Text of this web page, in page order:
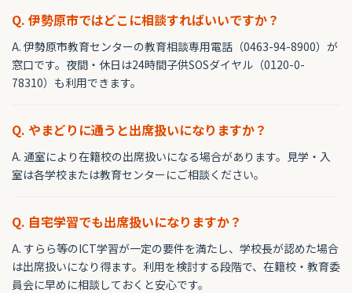
Q. 伊勢原市ではどこに相談すればいいですか？
A. 伊勢原市教育センターの教育相談専用電話（0463-94-8900）が
窓口です。夜間・休日は24時間子供SOSダイヤル（0120-0-
78310）も利用できます。
Q. やまどりに通うと出席扱いになりますか？
A. 通室により在籍校の出席扱いになる場合があります。見学・入
室は各学校または教育センターにご相談ください。
Q. 自宅学習でも出席扱いになりますか？
A. すらら等のICT学習が一定の要件を満たし、学校長が認めた場合
は出席扱いになり得ます。利用を検討する段階で、在籍校・教育委
員会に早めに相談しておくと安心です。